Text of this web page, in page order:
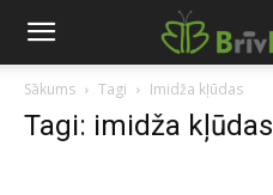
Sākums Tagi Imidža kļūdas
Tagi: imidža kļūdas